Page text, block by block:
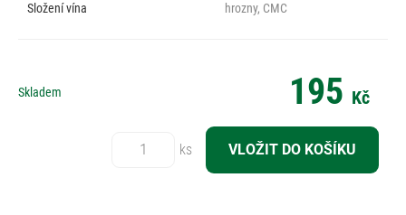
Složení vína
hrozny, CMC
Skladem 195 Kč
Počet:
ks